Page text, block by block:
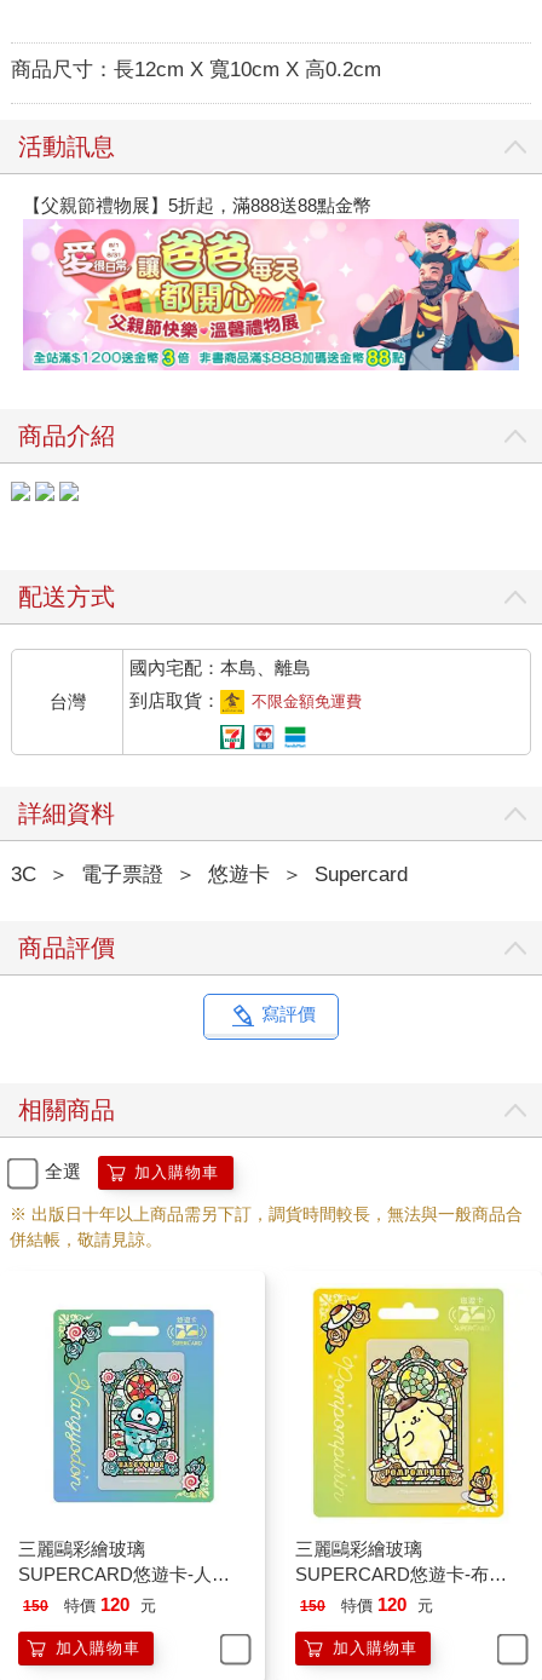
商品尺寸： 長12cm X 寬10cm X 高0.2cm
活動訊息
【父親節禮物展】5折起，滿888送88點金幣
商品介紹
配送方式
台灣
國內宅配：本島、離島
到店取貨：
不限金額免運費
詳細資料
3C ＞ 電子票證 ＞ 悠遊卡 ＞ Supercard
商品評價
寫評價
相關商品
全選 加入購物車
※ 出版日十年以上商品需另下訂，調貨時間較長，無法與一般商品合
併結帳，敬請見諒。
三麗鷗彩繪玻璃
SUPERCARD悠遊卡-人魚
漢頓(透明卡)【受託代銷】
150 特價 120 元
加入購物車
三麗鷗彩繪玻璃
SUPERCARD悠遊卡-布丁
狗【受託代銷】
150 特價 120 元
加入購物車